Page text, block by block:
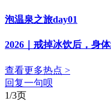
泡温泉之旅day01
2026｜戒掉冰饮后，身
查看更多热点 >
回复一句呗
1/3页